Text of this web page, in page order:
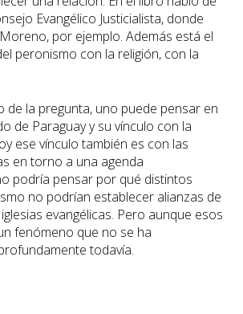
Evangélico Justicialista, donde
por ejemplo. Además está el
peronismo con la religión, con la
de la pregunta, uno puede pensar en
de Paraguay y su vínculo con la
ese vínculo también es con las
en torno a una agenda
podría pensar por qué distintos
no podrían establecer alianzas de
evangélicas. Pero aunque esos
fenómeno que no se ha
todavía.